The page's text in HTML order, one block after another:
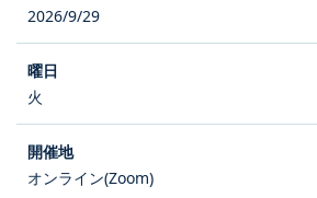
2026/9/29
火
オンライン(Zoom)